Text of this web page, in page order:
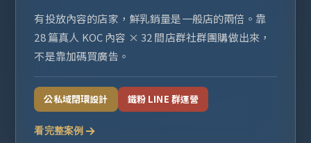
有投放內容的店家，鮮乳銷量是一般店的兩倍。靠
28 篇真人 KOC 內容 × 32 間店群社群團購做出來，
不是靠加碼買廣告。
公私域閉環設計 鐵粉 LINE 群運營
看完整案例